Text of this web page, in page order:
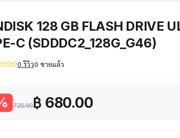
128 GB FLASH DRIVE
C (SDDDC2_128G_G46)
0 รีวิว0 ขายแล้ว
720.00฿ 680.00